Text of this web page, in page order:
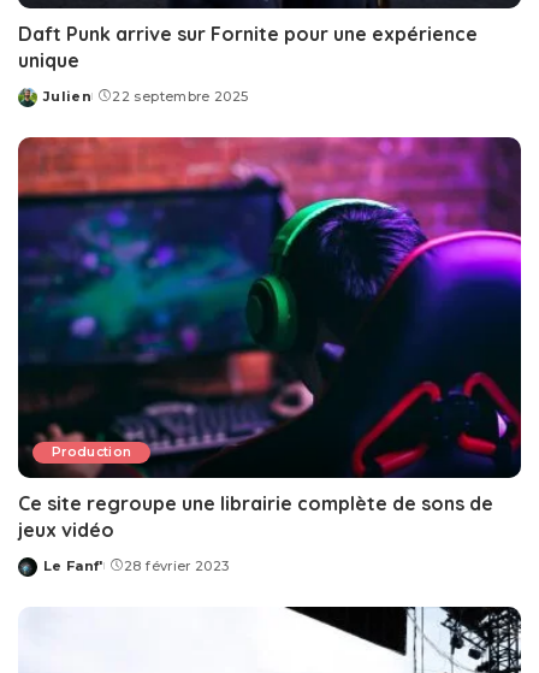
Daft Punk arrive sur Fornite pour une expérience
unique
Posted
Julien 22 septembre 2025
Production
Ce site regroupe une librairie complète de sons de
jeux vidéo
Posted
Le Fanf' 28 février 2023